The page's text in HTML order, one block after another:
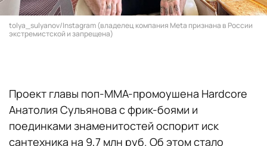
tolya_sulyanov/Instagram (владелец компания Meta признана в России
экстремистской и запрещена)
Проект главы поп-ММА-промоушена Hardcore
Анатолия Сульянова с фрик-боями и
поединками знаменитостей оспорит иск
сантехника на 9,7 млн руб. Об этом стало